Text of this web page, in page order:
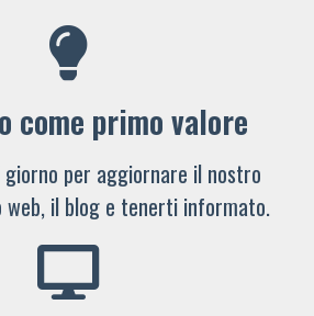
come primo valore
giorno per aggiornare il nostro
web, il blog e tenerti informato.